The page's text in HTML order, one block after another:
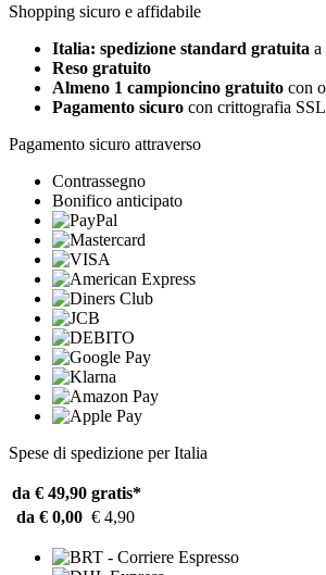
Shopping sicuro e affidabile
Italia: spedizione standard gratuita a
Reso gratuito
Almeno 1 campioncino gratuito con
Pagamento sicuro con crittografia SSL
Pagamento sicuro attraverso
Contrassegno
Bonifico anticipato
Spese di spedizione per Italia
da € 49,90 gratis*
da € 0,00 € 4,90